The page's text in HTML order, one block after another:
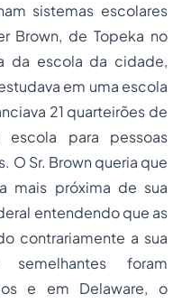
sistemas escolares
Brown, de Topeka no
da escola da cidade,
em uma escola
21 quarteirões de
escola para pessoas
O Sr. Brown queria que
mais próxima de sua
entendendo que as
contrariamente a sua
foram
e em Delaware, o